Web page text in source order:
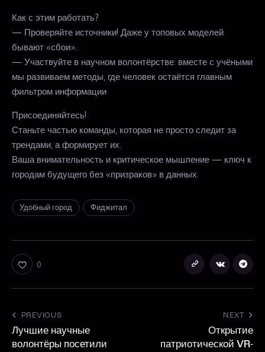
Как с этим работать?
— Проверяйте источники! Даже у топовых моделей
бывают «сбои».
— Участвуйте в научном волонтёрстве: вместе с учёными
мы развиваем методы, где человек остаётся главным
фильтром информации
Присоединяйтесь!
Станьте частью команды, которая не просто следит за
трендами, а формирует их.
Ваша внимательность и критическое мышление — ключ к
городам будущего без «призраков» в данных.
Удобный город Фиджитал
0
PREVIOUS
Лучшие научные
волонтёры посетили
NEXT
Открытие
патриотической VR-